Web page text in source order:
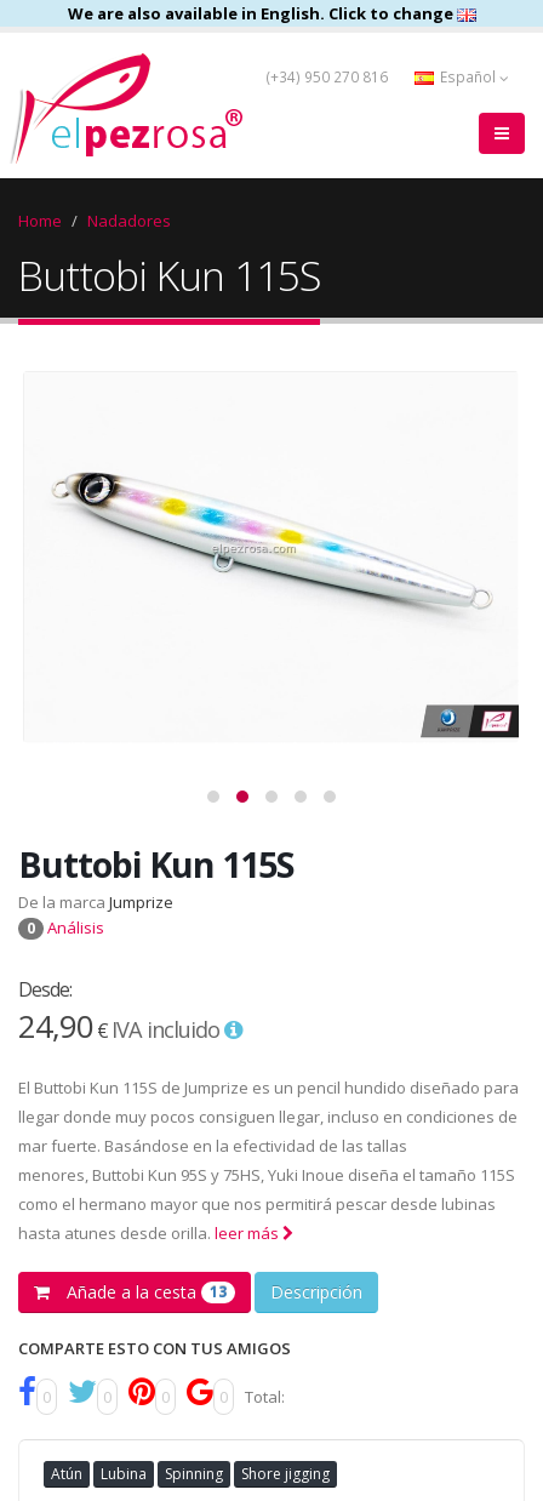
We are also available in English. Click to change
(+34) 950 270 816 Español
Home Nadadores
Buttobi Kun 115S
Buttobi Kun 115S
De la marca Jumprize
0 Análisis
Desde:
24,90€ IVA incluido
El Buttobi Kun 115S de Jumprize es un pencil hundido diseñado para
llegar donde muy pocos consiguen llegar, incluso en condiciones de
mar fuerte. Basándose en la efectividad de las tallas
menores, Buttobi Kun 95S y 75HS, Yuki Inoue diseña el tamaño 115S
como el hermano mayor que nos permitirá pescar desde lubinas
hasta atunes desde orilla. leer más
Añade a la cesta 13 Descripción
COMPARTE ESTO CON TUS AMIGOS
0 0 0 0 Total:
Atún Lubina Spinning Shore jigging